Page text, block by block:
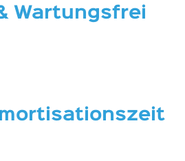
Wartungsfrei